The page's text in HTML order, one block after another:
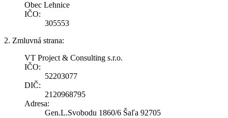
Obec Lehnice
IČO:
305553
2. Zmluvná strana:
VT Project & Consulting s.r.o.
IČO:
52203077
DIČ:
2120968795
Adresa:
Gen.L.Svobodu 1860/6 Šaľa 92705